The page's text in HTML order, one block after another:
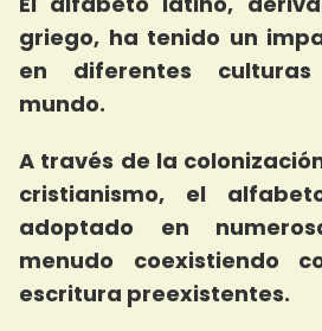
griego, ha tenido un
en diferentes
mundo.
A través de la
cristianismo, el
adoptado en
menudo coexistiendo
escritura preexistentes.